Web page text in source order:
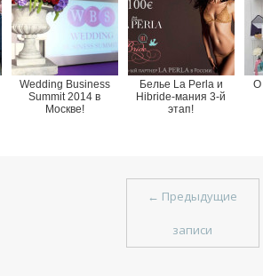
Wedding Business
Summit 2014 в
Москве!
Белье La Perla и
Hibride-мания 3-й
этап!
О
← Предыдущие
записи